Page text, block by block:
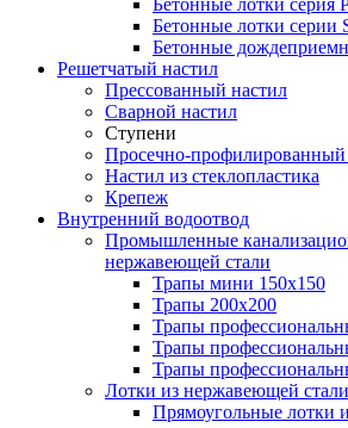
Бетонные лотки серия
Бетонные лотки серии
Бетонные
Решетчатый настил
Прессованный настил
Сварной настил
Ступени
Просечно-профилированный
Настил из стеклопластика
Крепеж
Внутренний водоотвод
Промышленные
нержавеющей стали
Трапы мини 150х150
Трапы 200х200
Трапы
Трапы
Трапы
Лотки из нержавеющей стали
Прямоугольные лотки